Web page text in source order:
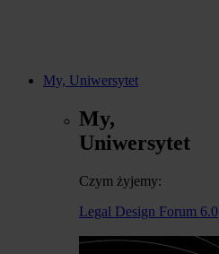
My, Uniwersytet
My,
Uniwersytet
Czym żyjemy:
Legal Design Forum 6.0